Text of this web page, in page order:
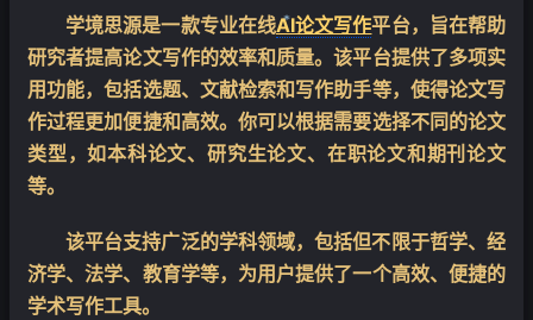
学境思源是一款专业在线AI论文写作平台，旨在帮助
研究者提高论文写作的效率和质量。该平台提供了多项实
用功能，包括选题、文献检索和写作助手等，使得论文写
作过程更加便捷和高效。你可以根据需要选择不同的论文
类型，如本科论文、研究生论文、在职论文和期刊论文
等。
该平台支持广泛的学科领域，包括但不限于哲学、经
济学、法学、教育学等，为用户提供了一个高效、便捷的
学术写作工具。
❄